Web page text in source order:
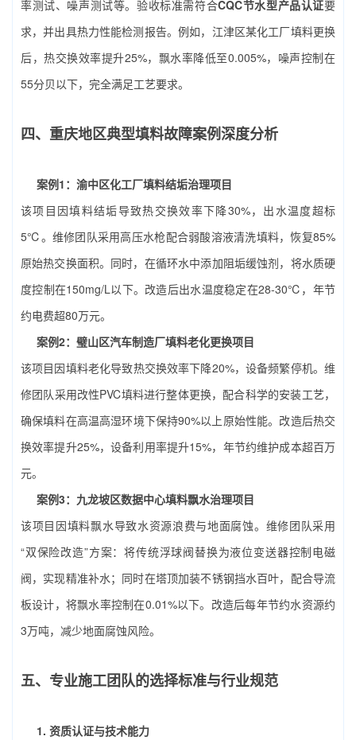
率测试、噪声测试等。验收标准需符合CQC节水型产品认证要
求，并出具热力性能检测报告。例如，江津区某化工厂填料更换
后，热交换效率提升25%，飘水率降低至0.005%，噪声控制在
55分贝以下，完全满足工艺要求。
四、重庆地区典型填料故障案例深度分析
案例1：渝中区化工厂填料结垢治理项目
该项目因填料结垢导致热交换效率下降30%，出水温度超标
5℃。维修团队采用高压水枪配合弱酸溶液清洗填料，恢复85%
原始热交换面积。同时，在循环水中添加阻垢缓蚀剂，将水质硬
度控制在150mg/L以下。改造后出水温度稳定在28-30℃，年节
约电费超80万元。
案例2：璧山区汽车制造厂填料老化更换项目
该项目因填料老化导致热交换效率下降20%，设备频繁停机。维
修团队采用改性PVC填料进行整体更换，配合科学的安装工艺，
确保填料在高温高湿环境下保持90%以上原始性能。改造后热交
换效率提升25%，设备利用率提升15%，年节约维护成本超百万
元。
案例3：九龙坡区数据中心填料飘水治理项目
该项目因填料飘水导致水资源浪费与地面腐蚀。维修团队采用
“双保险改造”方案：将传统浮球阀替换为液位变送器控制电磁
阀，实现精准补水；同时在塔顶加装不锈钢挡水百叶，配合导流
板设计，将飘水率控制在0.01%以下。改造后每年节约水资源约
3万吨，减少地面腐蚀风险。
五、专业施工团队的选择标准与行业规范
1. 资质认证与技术能力